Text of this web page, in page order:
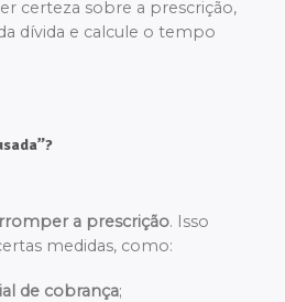
certeza sobre a prescrição,
dívida e calcule o tempo
a prescrição. Isso
medidas, como:
de cobrança;